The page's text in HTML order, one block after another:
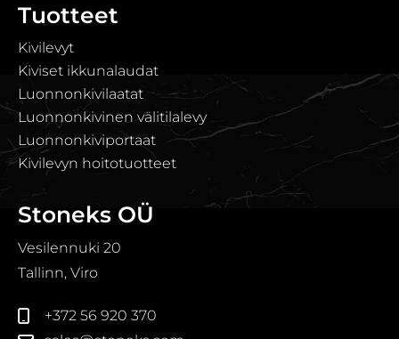
Tuotteet
Kivilevyt
Kiviset ikkunalaudat
Luonnonkivilaatat
Luonnonkivinen välitilalevy
Luonnonkiviportaat
Kivilevyn hoitotuotteet
Stoneks OÜ
Vesilennuki 20
Tallinn, Viro
+372 56 920 370